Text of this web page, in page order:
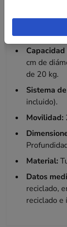
Formato
de 80 a
cm de
de 20 kg.
Sistema
incluido).
Movilidad:
Material:
Datos
reciclado,
reciclado